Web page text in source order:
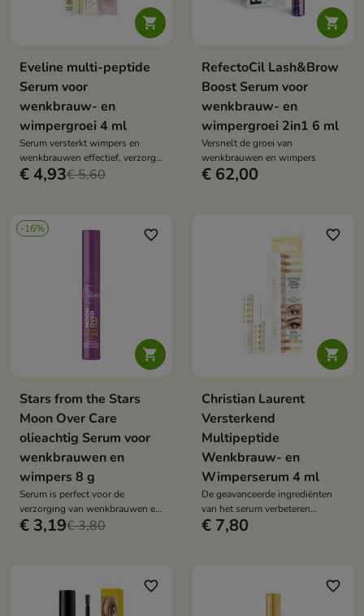

Eveline multi-peptide
Serum voor
wenkbrauw- en
wimpergroei 4 ml
Serum versterkt wimpers en
wenkbrauwen effectief, verzorgt
hun conditie en voedt ze
€ 4,93€ 5,60

RefectoCil Lash&Brow
Boost Serum voor
wenkbrauw- en
wimpergroei 2in1 6 ml
Versnelt de groei van
wenkbrauwen en wimpers
€ 62,00
-16%

favorite_border
Stars from the Stars
Moon Over Care
olieachtig Serum voor
wenkbrauwen en
wimpers 8 g
Serum is perfect voor de
verzorging van wenkbrauwen en
wimpers na het lamineren
€ 3,19€ 3,80

favorite_border
Christian Laurent
Versterkend
Multipeptide
Wenkbrauw- en
Wimperserum 4 ml
De geavanceerde ingrediënten
van het serum verbeteren
effectief de conditie van uw
€ 7,80
favorite_border favorite_border